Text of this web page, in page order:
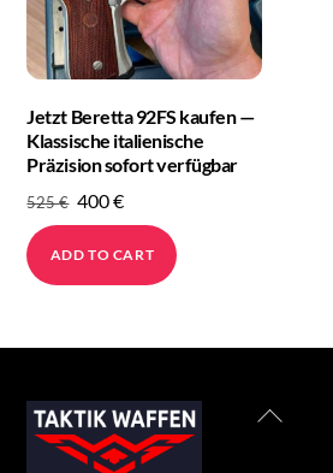
Jetzt Beretta 92FS kaufen —
Klassische italienische
Präzision sofort verfügbar
525€ Original
price
was:
525 €.
400€Current
price
is:
400 €.
ADD TO CART
Back